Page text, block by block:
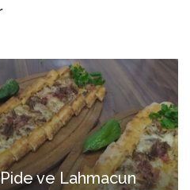
Lahmacun